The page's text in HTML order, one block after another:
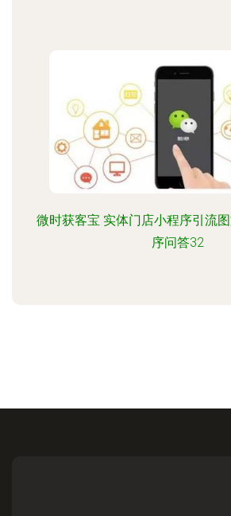
微时获客宝 实体门店小程序引流
序问答32